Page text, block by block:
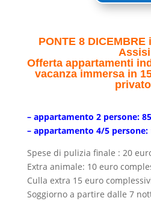
PONTE 8
Assisi
Offerta appartamenti
vacanza immersa in
– appartamento 2 persone:
– appartamento 4/5
Spese di pulizia finale : 20
Extra animale: 10 euro
Culla extra 15 euro
Soggiorno a partire dalle 7